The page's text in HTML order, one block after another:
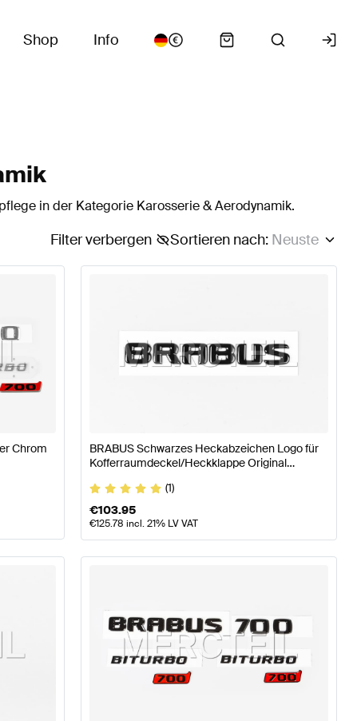
Shop Info
in der Kategorie Karosserie & Aerodynamik.
Sortieren nach: Neuste
Filter verbergen
BRABUS A-Klasse W177 Karosserie & Aerodynamik
& Aerodynamik
Mercedes-Benz CLA-Klasse
Chrom
BRABUS Schwarzes Heckabzeichen Logo für
Kofferraumdeckel/Heckklappe Original
(1)
€103.95
€125.78 incl. 21% LV VAT